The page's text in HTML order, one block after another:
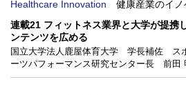
Healthcare Innovation
健康産業のイ
連載21 フィットネス業界と大学が提
ンテンツを広める
国立大学法人鹿屋体育大学 学長補佐 ス
ーツパフォーマンス研究センター長 前田